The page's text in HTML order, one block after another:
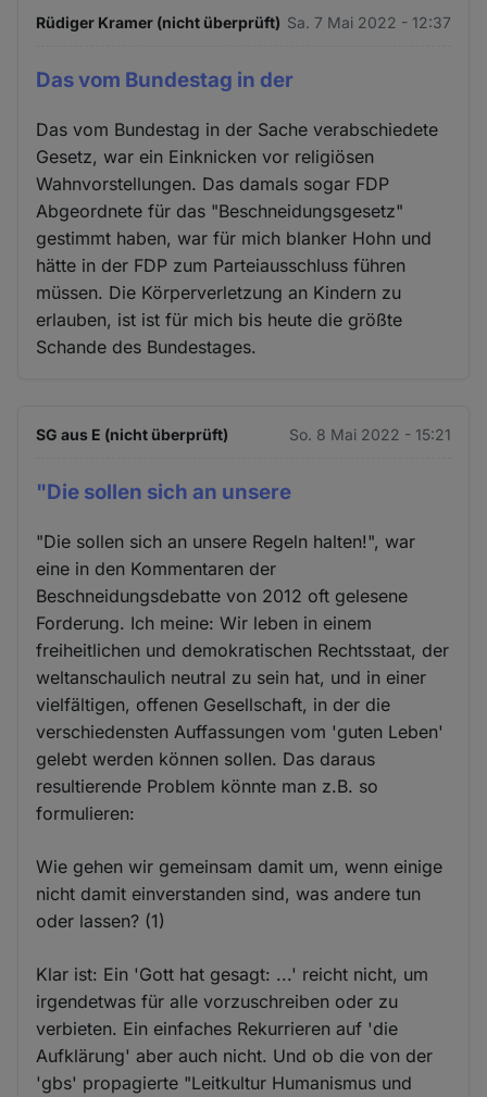
Rüdiger Kramer (nicht überprüft) Sa. 7 Mai 2022 - 12:37
Das vom Bundestag in der
Das vom Bundestag in der Sache verabschiedete
Gesetz, war ein Einknicken vor religiösen
Wahnvorstellungen. Das damals sogar FDP
Abgeordnete für das "Beschneidungsgesetz"
gestimmt haben, war für mich blanker Hohn und
hätte in der FDP zum Parteiausschluss führen
müssen. Die Körperverletzung an Kindern zu
erlauben, ist ist für mich bis heute die größte
Schande des Bundestages.
SG aus E (nicht überprüft) So. 8 Mai 2022 - 15:21
"Die sollen sich an unsere
"Die sollen sich an unsere Regeln halten!", war
eine in den Kommentaren der
Beschneidungsdebatte von 2012 oft gelesene
Forderung. Ich meine: Wir leben in einem
freiheitlichen und demokratischen Rechts­staat, der
weltanschaulich neutral zu sein hat, und in einer
vielfältigen, offenen Gesellschaft, in der die
verschiedensten Auffassungen vom 'guten Leben'
gelebt werden können sollen. Das daraus
resultierende Problem könnte man z.B. so
formulieren:
Wie gehen wir gemeinsam damit um, wenn einige
nicht damit einverstanden sind, was andere tun
oder lassen? (1)
Klar ist: Ein 'Gott hat gesagt: ...' reicht nicht, um
irgendetwas für alle vorzuschreiben oder zu
verbieten. Ein einfaches Rekurrieren auf 'die
Aufklärung' aber auch nicht. Und ob die von der
'gbs' propagierte "Leitkultur Humanismus und